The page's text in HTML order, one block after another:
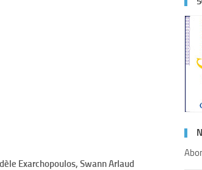
Exarchopoulos, Swann Arlaud